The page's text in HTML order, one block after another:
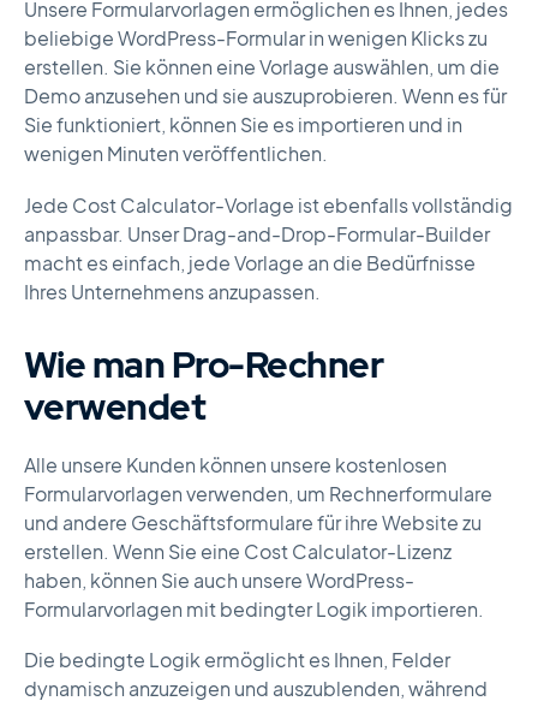
Unsere Formularvorlagen ermöglichen es Ihnen, jedes
beliebige WordPress-Formular in wenigen Klicks zu
erstellen. Sie können eine Vorlage auswählen, um die
Demo anzusehen und sie auszuprobieren. Wenn es für
Sie funktioniert, können Sie es importieren und in
wenigen Minuten veröffentlichen.
Jede Cost Calculator-Vorlage ist ebenfalls vollständig
anpassbar. Unser Drag-and-Drop-Formular-Builder
macht es einfach, jede Vorlage an die Bedürfnisse
Ihres Unternehmens anzupassen.
Wie man Pro-Rechner
verwendet
Alle unsere Kunden können unsere kostenlosen
Formularvorlagen verwenden, um Rechnerformulare
und andere Geschäftsformulare für ihre Website zu
erstellen. Wenn Sie eine Cost Calculator-Lizenz
haben, können Sie auch unsere WordPress-
Formularvorlagen mit bedingter Logik importieren.
Die bedingte Logik ermöglicht es Ihnen, Felder
dynamisch anzuzeigen und auszublenden, während